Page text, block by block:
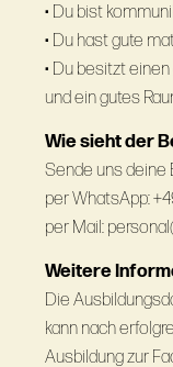
• Du bist
• Du hast gute
• Du besitzt
und ein gutes
Wie sieht der
Sende uns
per WhatsApp:
per Mail:
Weitere
Die
kann nach erfolgreichem Abschluss
Ausbildung zur Fachkraft für Lagerlogistik verlängert